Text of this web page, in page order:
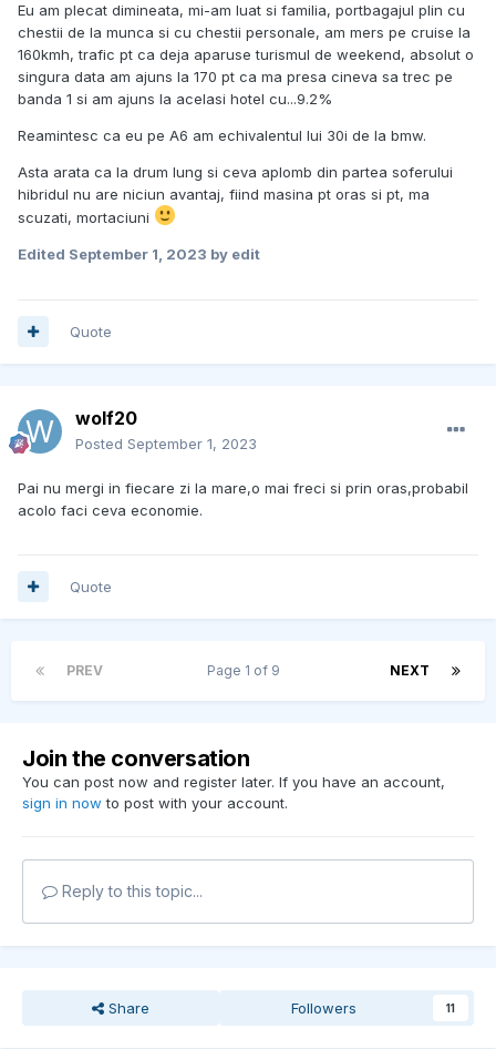
Eu am plecat dimineata, mi-am luat si familia, portbagajul plin cu
chestii de la munca si cu chestii personale, am mers pe cruise la
160kmh, trafic pt ca deja aparuse turismul de weekend, absolut o
singura data am ajuns la 170 pt ca ma presa cineva sa trec pe
banda 1 si am ajuns la acelasi hotel cu...9.2%
Reamintesc ca eu pe A6 am echivalentul lui 30i de la bmw.
Asta arata ca la drum lung si ceva aplomb din partea soferului
hibridul nu are niciun avantaj, fiind masina pt oras si pt, ma
scuzati, mortaciuni
Edited September 1, 2023 by edit
Quote
wolf20
Posted September 1, 2023
Pai nu mergi in fiecare zi la mare,o mai freci si prin oras,probabil
acolo faci ceva economie.
Quote
PREV NEXT
Page 1 of 9
Join the conversation
You can post now and register later. If you have an account,
sign in now to post with your account.
Reply to this topic...
Share Followers 11